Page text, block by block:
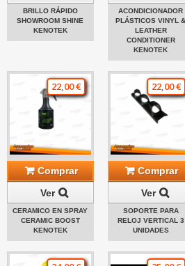
BRILLO RÁPIDO
SHOWROOM SHINE
KENOTEK
ACONDICIONADOR
PLÁSTICOS VINYL &
LEATHER
CONDITIONER
KENOTEK
22,00 €
Comprar
Ver
CERAMICO EN SPRAY
CERAMIC BOOST
KENOTEK
22,00 €
Comprar
Ver
SOPORTE PARA
RELOJ VERTICAL 3
UNIDADES